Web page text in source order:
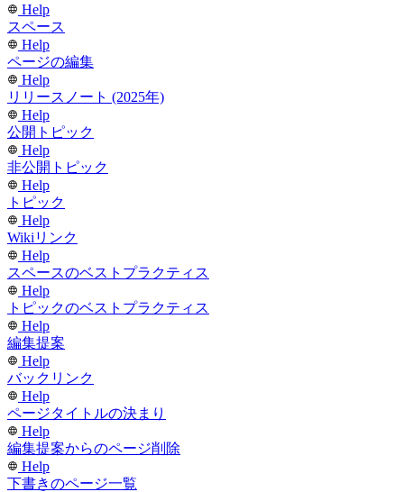
Help
スペース
Help
ページの編集
Help
リリースノート (2025年)
Help
公開トピック
Help
非公開トピック
Help
トピック
Help
Wikiリンク
Help
スペースのベストプラクティス
Help
トピックのベストプラクティス
Help
編集提案
Help
バックリンク
Help
ページタイトルの決まり
Help
編集提案からのページ削除
Help
下書きのページ一覧